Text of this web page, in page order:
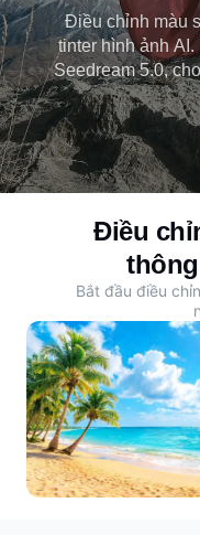
Điều chỉnh màu
tinter hình ảnh
Seedream 5.0,
nhắc - áp dụng
ánh sáng cách
Điều
Bắt đầu điều